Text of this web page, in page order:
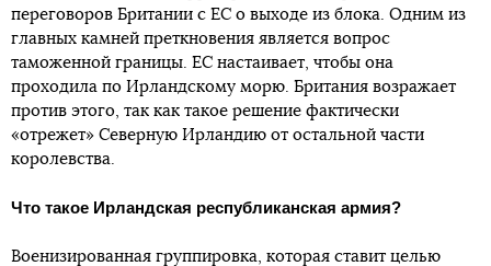
переговоров Британии с ЕС о выходе из блока. Одним из
главных камней преткновения является вопрос
таможенной границы. ЕС настаивает, чтобы она
проходила по Ирландскому морю. Британия возражает
против этого, так как такое решение фактически
«отрежет» Северную Ирландию от остальной части
королевства.
Что такое Ирландская республиканская армия?
Военизированная группировка, которая ставит целью